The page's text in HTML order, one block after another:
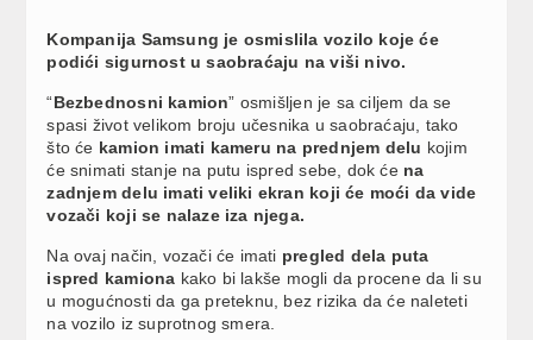
Kompanija Samsung je osmislila vozilo koje će
podići sigurnost u saobraćaju na viši nivo.
“Bezbednosni kamion” osmišljen je sa ciljem da se
spasi život velikom broju učesnika u saobraćaju, tako
što će kamion imati kameru na prednjem delu kojim
će snimati stanje na putu ispred sebe, dok će na
zadnjem delu imati veliki ekran koji će moći da vide
vozači koji se nalaze iza njega.
Na ovaj način, vozači će imati pregled dela puta
ispred kamiona kako bi lakše mogli da procene da li su
u mogućnosti da ga preteknu, bez rizika da će naleteti
na vozilo iz suprotnog smera.